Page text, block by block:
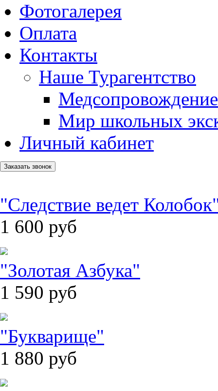
Фотогалерея
Оплата
Контакты
Наше Турагентство
Медсопровождение
Мир школьных
Личный кабинет
Заказать звонок
"Следствие ведет
1 600 руб
"Золотая Азбука"
1 590 руб
"Букварище"
1 880 руб